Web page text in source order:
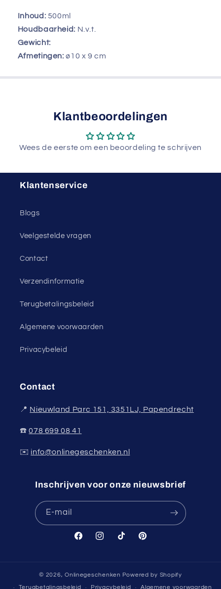
Inhoud: 500ml
Houdbaarheid: N.v.t.
Gewicht:
Afmetingen:ø10 x 9 cm
Klantbeoordelingen
Wees de eerste om een beoordeling te schrijven
Klantenservice
Blogs
Veelgestelde vragen
Contact
Verzendinformatie
Terugbetalingsbeleid
Algemene voorwaarden
Privacybeleid
Contact
📍 Nieuwland Parc 151, 3351LJ, Papendrecht
☎️078 699 08 41
✉️ info@onlinegeschenken.nl
Inschrijven voor onze nieuwsbrief
E‑mail
FacebookInstagram
TikTok Pinterest
© 2026,Onlinegeschenken Powered by Shopify
Terugbetalingsbeleid Privacybeleid Algemene voorwaarden